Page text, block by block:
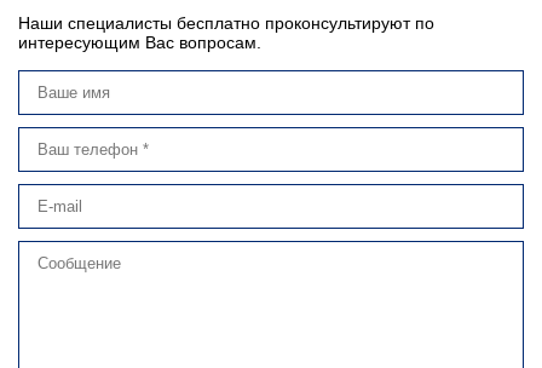
Наши специалисты бесплатно проконсультируют по
интересующим Вас вопросам.